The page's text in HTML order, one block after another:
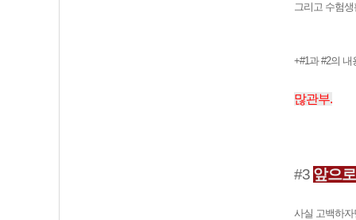
그리고 수험
+#1과 #2의
많관부.
#3 앞으
사실 고백하